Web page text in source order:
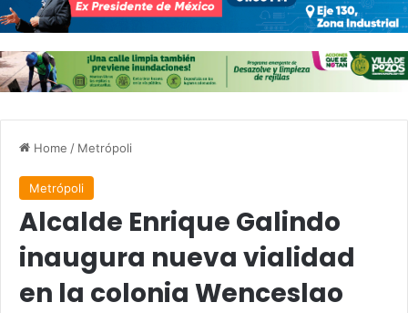
Home / Metrópoli
Metrópoli
Alcalde Enrique Galindo
inaugura nueva vialidad
en la colonia Wenceslao